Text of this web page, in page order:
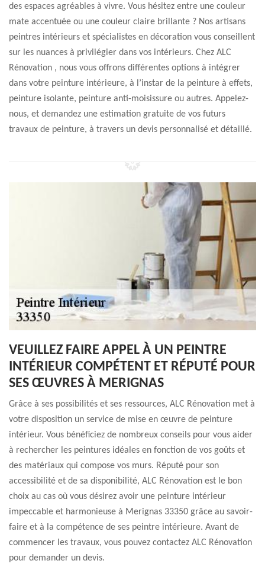
des espaces agréables à vivre. Vous hésitez entre une couleur
mate accentuée ou une couleur claire brillante ? Nos artisans
peintres intérieurs et spécialistes en décoration vous conseillent
sur les nuances à privilégier dans vos intérieurs. Chez ALC
Rénovation , nous vous offrons différentes options à intégrer
dans votre peinture intérieure, à l’instar de la peinture à effets,
peinture isolante, peinture anti-moisissure ou autres. Appelez-
nous, et demandez une estimation gratuite de vos futurs
travaux de peinture, à travers un devis personnalisé et détaillé.
VEUILLEZ FAIRE APPEL À UN PEINTRE
INTÉRIEUR COMPÉTENT ET RÉPUTÉ POUR
SES ŒUVRES À MERIGNAS
Grâce à ses possibilités et ses ressources, ALC Rénovation met à
votre disposition un service de mise en œuvre de peinture
intérieur. Vous bénéficiez de nombreux conseils pour vous aider
à rechercher les peintures idéales en fonction de vos goûts et
des matériaux qui compose vos murs. Réputé pour son
accessibilité et de sa disponibilité, ALC Rénovation est le bon
choix au cas où vous désirez avoir une peinture intérieur
impeccable et harmonieuse à Merignas 33350 grâce au savoir-
faire et à la compétence de ses peintre intérieure. Avant de
commencer les travaux, vous pouvez contactez ALC Rénovation
pour demander un devis.